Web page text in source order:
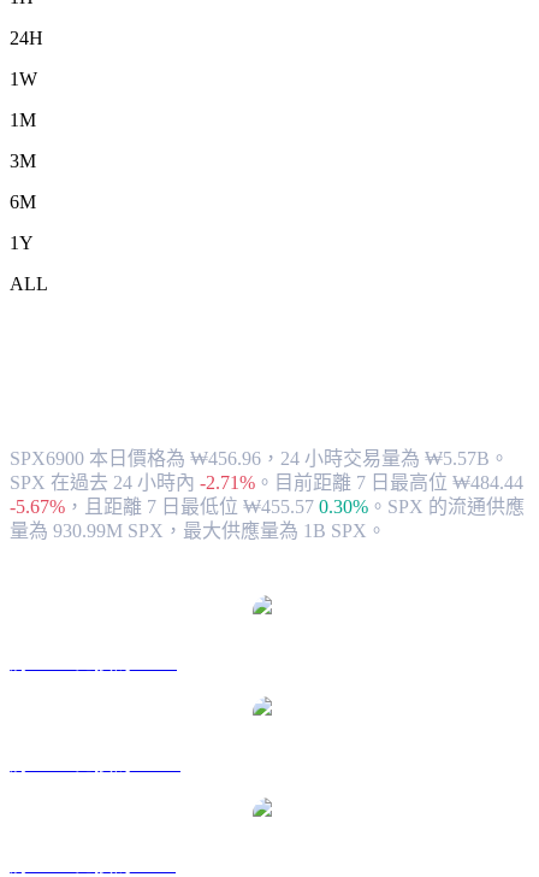
24H
1W
1M
3M
6M
1Y
ALL
SPX6900 本日價格為 ₩456.96，24 小時交易量為 ₩5.57B。
SPX 在過去 24 小時內 -2.71% 。 目前距離 7 日最高位 ₩484.44
-5.67% ， 且距離 7 日最低位 ₩455.57 0.30% 。 SPX 的流通供應
量為 930.99M SPX，最大供應量為 1B SPX。